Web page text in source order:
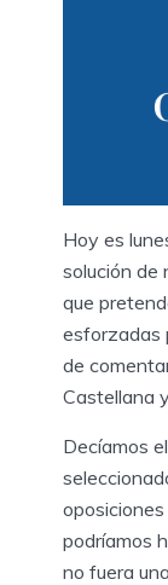
Hoy es
solución de
que
esforzadas
de
Castellana
Decíamos
podríamos
no fuera